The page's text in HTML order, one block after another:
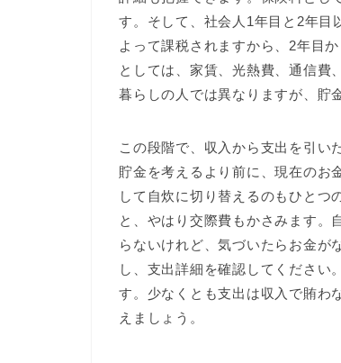
す。そして、社会人1年目と2年目
よって課税されますから、2年目
としては、家賃、光熱費、通信費
暮らしの人では異なりますが、貯
この段階で、収入から支出を引い
貯金を考えるより前に、現在のお
して自炊に切り替えるのもひとつ
と、やはり交際費もかさみます。
らないけれど、気づいたらお金が
し、支出詳細を確認してください
す。少なくとも支出は収入で賄わ
えましょう。